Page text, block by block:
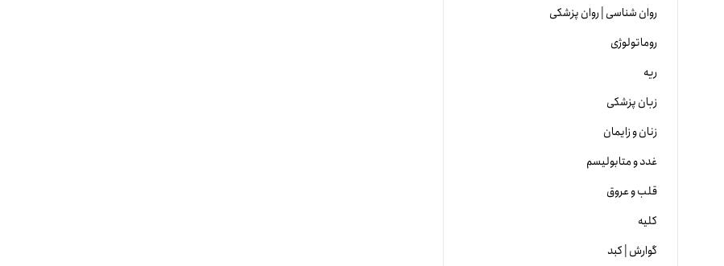
روان شناسی | روان پزشکی
روماتولوژی
ریه
زبان پزشکی
زنان و زایمان
غدد و متابولیسم
قلب و عروق
کلیه
گوارش | کبد